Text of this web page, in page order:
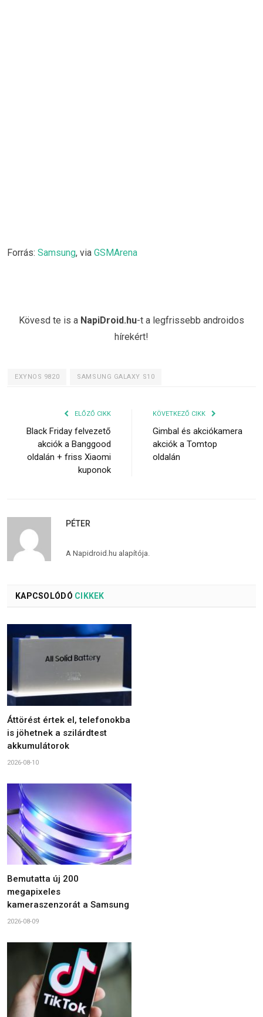
Forrás: Samsung, via GSMArena
Kövesd te is a NapiDroid.hu-t a legfrissebb androidos
hírekért!
EXYNOS 9820 SAMSUNG GALAXY S10
ELŐZŐ CIKK
Black Friday felvezető
akciók a Banggood
oldalán + friss Xiaomi
kuponok
KÖVETKEZŐ CIKK
Gimbal és akciókamera
akciók a Tomtop
oldalán
PÉTER
A Napidroid.hu alapítója.
KAPCSOLÓDÓ CIKKEK
Áttörést értek el, telefonokba
is jöhetnek a szilárdtest
akkumulátorok
2026-08-10
Bemutatta új 200
megapixeles
kameraszenzorát a Samsung
2026-08-09